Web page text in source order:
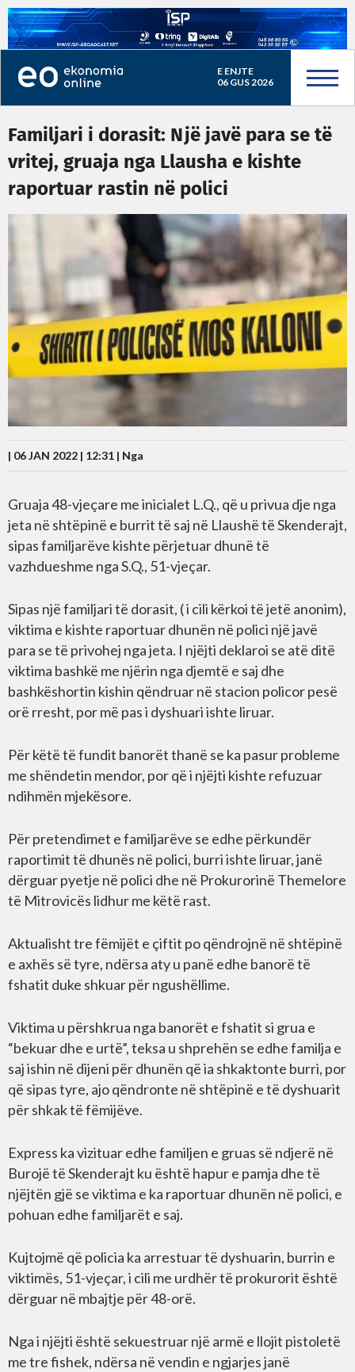
E ENJTE
06 GUS 2026
Familjari i dorasit: Një javë para se të
vritej, gruaja nga Llausha e kishte
raportuar rastin në polici
| 06 JAN 2022 | 12:31 | Nga
Gruaja 48-vjeçare me inicialet L.Q., që u privua dje nga
jeta në shtëpinë e burrit të saj në Llaushë të Skenderajt,
sipas familjarëve kishte përjetuar dhunë të
vazhdueshme nga S.Q., 51-vjeçar.
Sipas një familjari të dorasit, ( i cili kërkoi të jetë anonim),
viktima e kishte raportuar dhunën në polici një javë
para se të privohej nga jeta. I njëjti deklaroi se atë ditë
viktima bashkë me njërin nga djemtë e saj dhe
bashkëshortin kishin qëndruar në stacion policor pesë
orë rresht, por më pas i dyshuari ishte liruar.
Për këtë të fundit banorët thanë se ka pasur probleme
me shëndetin mendor, por që i njëjti kishte refuzuar
ndihmën mjekësore.
Për pretendimet e familjarëve se edhe përkundër
raportimit të dhunës në polici, burri ishte liruar, janë
dërguar pyetje në polici dhe në Prokurorinë Themelore
të Mitrovicës lidhur me këtë rast.
Aktualisht tre fëmijët e çiftit po qëndrojnë në shtëpinë
e axhës së tyre, ndërsa aty u panë edhe banorë të
fshatit duke shkuar për ngushëllime.
Viktima u përshkrua nga banorët e fshatit si grua e
“bekuar dhe e urtë”, teksa u shprehën se edhe familja e
saj ishin në dijeni për dhunën që ia shkaktonte burri, por
që sipas tyre, ajo qëndronte në shtëpinë e të dyshuarit
për shkak të fëmijëve.
Express ka vizituar edhe familjen e gruas së ndjerë në
Burojë të Skenderajt ku është hapur e pamja dhe të
njëjtën gjë se viktima e ka raportuar dhunën në polici, e
pohuan edhe familjarët e saj.
Kujtojmë që policia ka arrestuar të dyshuarin, burrin e
viktimës, 51-vjeçar, i cili me urdhër të prokurorit është
dërguar në mbajtje për 48-orë.
Nga i njëjti është sekuestruar një armë e llojit pistoletë
me tre fishek, ndërsa në vendin e ngjarjes janë